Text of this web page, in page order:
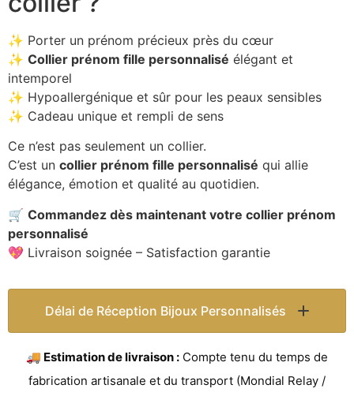
✨ Porter un prénom précieux près du cœur
✨ Collier prénom fille personnalisé élégant et
intemporel
✨ Hypoallergénique et sûr pour les peaux sensibles
✨ Cadeau unique et rempli de sens
Ce n’est pas seulement un collier.
C’est un collier prénom fille personnalisé qui allie
élégance, émotion et qualité au quotidien.
🛒 Commandez dès maintenant votre collier prénom
personnalisé
💖 Livraison soignée – Satisfaction garantie
Délai de Réception Bijoux Personnalisés
🚚 Estimation de livraison : Compte tenu du temps de
fabrication artisanale et du transport (Mondial Relay /